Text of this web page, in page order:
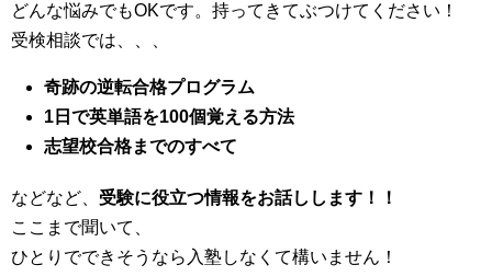
どんな悩みでもOKです。持ってきてぶつけてください！
受検相談では、、、
奇跡の逆転合格プログラム
1日で英単語を100個覚える方法
志望校合格までのすべて
などなど、 受験に役立つ情報をお話しします！！
ここまで聞いて、
ひとりでできそうなら入塾しなくて構いません！